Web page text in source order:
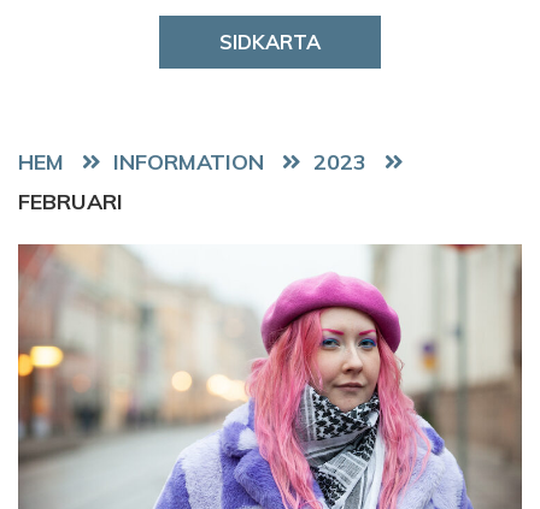
SIDKARTA
HEM
2023
FEBRUARI